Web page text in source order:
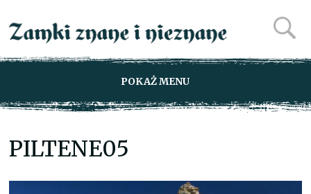
POKAŻ MENU
PILTENE05